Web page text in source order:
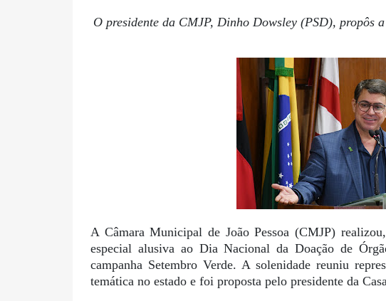
O presidente da CMJP, Dinho Dowsley (PSD), propôs a
A Câmara Municipal de João Pessoa (CMJP)
especial alusiva ao Dia Nacional da Doação de
campanha Setembro Verde. A solenidade reuniu
temática no estado e foi proposta pelo presidente da